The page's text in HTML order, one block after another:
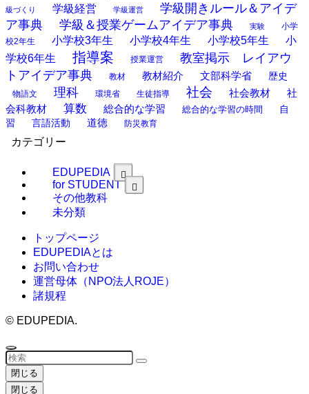
級づくり 学級経営 学級運営
学級開きルール＆アイデ
ア事典
学級＆授業ゲームアイデア事典 実験
小学
校2年生
小学校3年生 小学校4年生 小学校5年生
小
学校6年生
指導案 授業運営
教室掲示 レイアウ
トアイデア事典
教材 教材紹介 文部科学省 歴史
物語文 理科 環境省 生徒指導 社会 社会教材
社
会科教材
算数 総合的な学習 総合的な学習の時間
自
習
言語活動 道徳 防災教育
カテゴリー
EDUPEDIA
for STUDENT
その他教科
未分類
トップページ
EDUPEDIAとは
お問い合わせ
運営母体（NPO法人ROJE）
諸規程
© EDUPEDIA.
閉じる
閉じる